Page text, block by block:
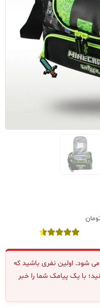
شود. اولین نفری باشید که
با یک پیامک شما را خبر